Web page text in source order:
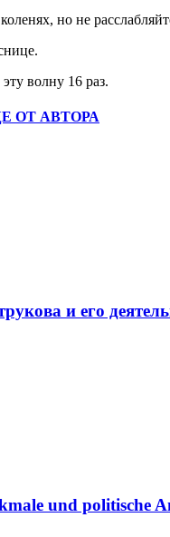
но не
волну 16 раз.
ОТ АВТОРА
и его
und politische